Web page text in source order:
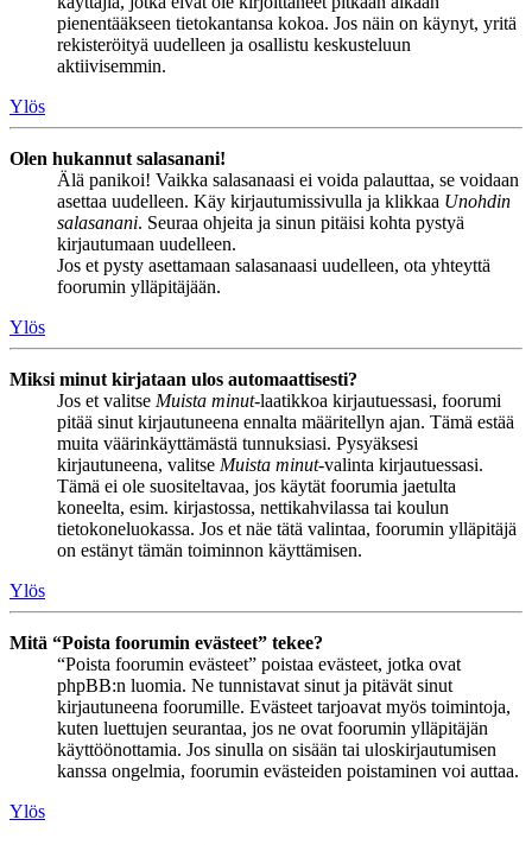
pienentääkseen tietokantansa kokoa. Jos näin on käynyt, yritä
rekisteröityä uudelleen ja osallistu keskusteluun
aktiivisemmin.
Ylös
Olen hukannut salasanani!
Älä panikoi! Vaikka salasanaasi ei voida palauttaa, se voidaan
asettaa uudelleen. Käy kirjautumissivulla ja klikkaa Unohdin
salasanani. Seuraa ohjeita ja sinun pitäisi kohta pystyä
kirjautumaan uudelleen.
Jos et pysty asettamaan salasanaasi uudelleen, ota yhteyttä
foorumin ylläpitäjään.
Ylös
Miksi minut kirjataan ulos automaattisesti?
Jos et valitse Muista minut-laatikkoa kirjautuessasi, foorumi
pitää sinut kirjautuneena ennalta määritellyn ajan. Tämä estää
muita väärinkäyttämästä tunnuksiasi. Pysyäksesi
kirjautuneena, valitse Muista minut-valinta kirjautuessasi.
Tämä ei ole suositeltavaa, jos käytät foorumia jaetulta
koneelta, esim. kirjastossa, nettikahvilassa tai koulun
tietokoneluokassa. Jos et näe tätä valintaa, foorumin ylläpitäjä
on estänyt tämän toiminnon käyttämisen.
Ylös
Mitä “Poista foorumin evästeet” tekee?
“Poista foorumin evästeet” poistaa evästeet, jotka ovat
phpBB:n luomia. Ne tunnistavat sinut ja pitävät sinut
kirjautuneena foorumille. Evästeet tarjoavat myös toimintoja,
kuten luettujen seurantaa, jos ne ovat foorumin ylläpitäjän
käyttöönottamia. Jos sinulla on sisään tai uloskirjautumisen
kanssa ongelmia, foorumin evästeiden poistaminen voi auttaa.
Ylös